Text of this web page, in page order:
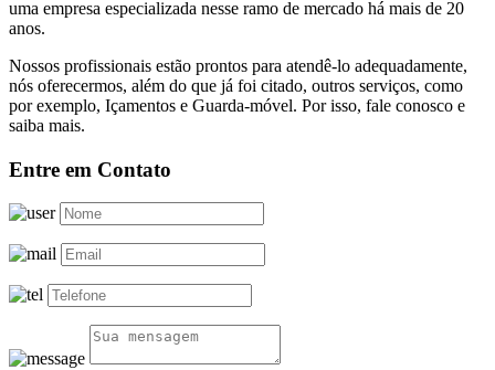
uma empresa especializada nesse ramo de mercado há mais de 20
anos.
Nossos profissionais estão prontos para atendê-lo adequadamente,
nós oferecermos, além do que já foi citado, outros serviços, como
por exemplo, Içamentos e Guarda-móvel. Por isso, fale conosco e
saiba mais.
Entre em Contato